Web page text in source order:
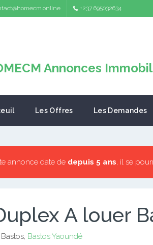
+237 695032634
Les Offres Les Demandes
annonce date de depuis 5 ans, il se
A louer
Bastos, BastosYaoundé